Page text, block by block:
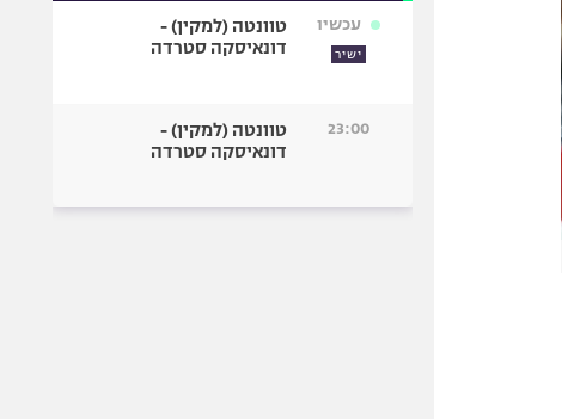
עכשיו
ישיר
טוונטה (למקין) -
דונאיסקה סטרדה
23:00
טוונטה (למקין) -
דונאיסקה סטרדה